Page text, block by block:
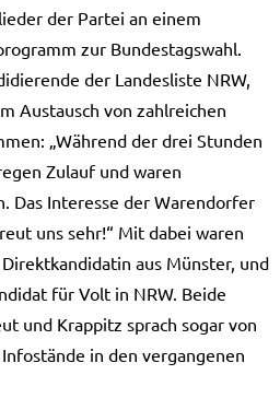
der Partei an einem
zur Bundestagswahl.
der Landesliste NRW,
Austausch von zahlreichen
„Während der drei Stunden
Zulauf und waren
Das Interesse der Warendorfer
uns sehr!“ Mit dabei waren
aus Münster, und
für Volt in NRW. Beide
und Krappitz sprach sogar von
in den vergangenen